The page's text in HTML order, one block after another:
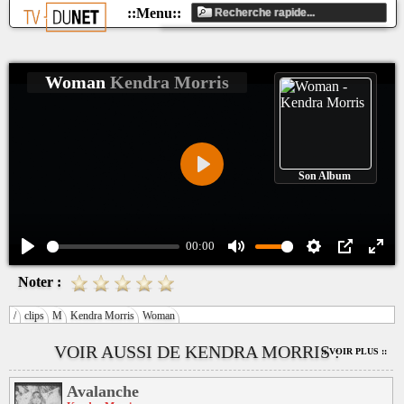
Play
00:00
Mute Settings
PIP
Play
Woman Kendra Morris
Son Album
/ clips M Kendra Morris Woman
VOIR AUSSI DE KENDRA MORRIS ::: VOIR PLUS ::
Avalanche
Noter :